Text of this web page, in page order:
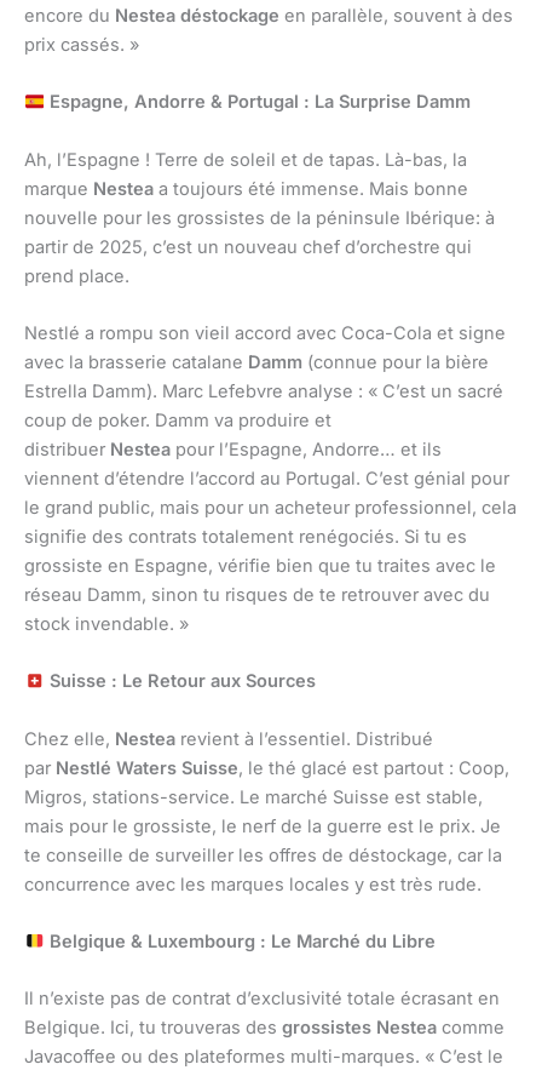
encore du Nestea déstockage en parallèle, souvent à des
prix cassés. »
Espagne, Andorre & Portugal : La Surprise Damm
Ah, l’Espagne ! Terre de soleil et de tapas. Là-bas, la
marque Nestea a toujours été immense. Mais bonne
nouvelle pour les grossistes de la péninsule Ibérique: à
partir de 2025, c’est un nouveau chef d’orchestre qui
prend place.
Nestlé a rompu son vieil accord avec Coca-Cola et signe
avec la brasserie catalane Damm (connue pour la bière
Estrella Damm). Marc Lefebvre analyse : « C’est un sacré
coup de poker. Damm va produire et
distribuer Nestea pour l’Espagne, Andorre… et ils
viennent d’étendre l’accord au Portugal. C’est génial pour
le grand public, mais pour un acheteur professionnel, cela
signifie des contrats totalement renégociés. Si tu es
grossiste en Espagne, vérifie bien que tu traites avec le
réseau Damm, sinon tu risques de te retrouver avec du
stock invendable. »
Suisse : Le Retour aux Sources
Chez elle, Nestea revient à l’essentiel. Distribué
par Nestlé Waters Suisse, le thé glacé est partout : Coop,
Migros, stations-service. Le marché Suisse est stable,
mais pour le grossiste, le nerf de la guerre est le prix. Je
te conseille de surveiller les offres de déstockage, car la
concurrence avec les marques locales y est très rude.
Belgique & Luxembourg : Le Marché du Libre
Il n’existe pas de contrat d’exclusivité totale écrasant en
Belgique. Ici, tu trouveras des grossistes Nestea comme
Javacoffee ou des plateformes multi-marques. « C’est le